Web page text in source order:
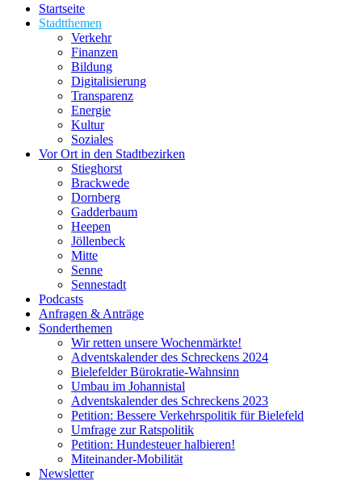
Startseite
Stadtthemen
Verkehr
Finanzen
Bildung
Digitalisierung
Transparenz
Energie
Kultur
Soziales
Vor Ort in den Stadtbezirken
Stieghorst
Brackwede
Dornberg
Gadderbaum
Heepen
Jöllenbeck
Mitte
Senne
Sennestadt
Podcasts
Anfragen & Anträge
Sonderthemen
Wir retten unsere Wochenmärkte!
Adventskalender des Schreckens 2024
Bielefelder Bürokratie-Wahnsinn
Umbau im Johannistal
Adventskalender des Schreckens 2023
Petition: Bessere Verkehrspolitik für Bielefeld​​
Umfrage zur Ratspolitik
Petition: Hundesteuer halbieren!
Miteinander-Mobilität
Newsletter